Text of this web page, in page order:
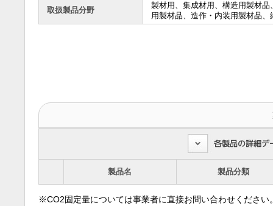
取扱製品分野
製材用、集成材用、構造用製材品
用製材品、造作・内装用製材品、
製品名 製品分類
※CO2固定量については事業者に直接お問い合わせください